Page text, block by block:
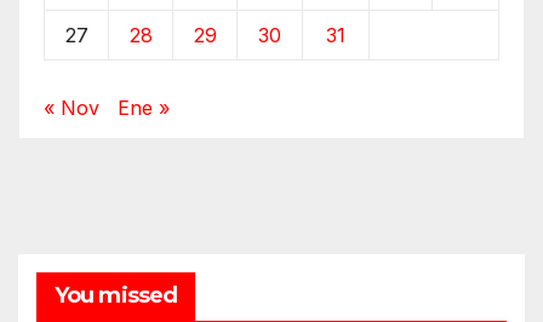
27 28 29 30 31
« Nov Ene »
You missed